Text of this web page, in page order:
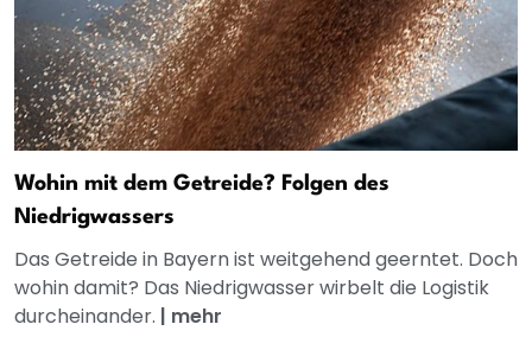
Wohin mit dem Getreide? Folgen des
Niedrigwassers
Das Getreide in Bayern ist weitgehend geerntet. Doch
wohin damit? Das Niedrigwasser wirbelt die Logistik
durcheinander. | mehr